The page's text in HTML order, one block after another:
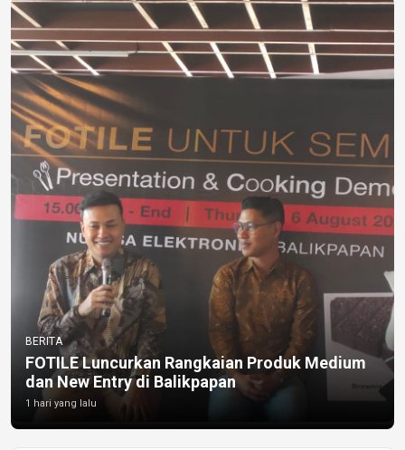
BERITA
FOTILE Luncurkan Rangkaian Produk Medium
dan New Entry di Balikpapan
1 hari yang lalu